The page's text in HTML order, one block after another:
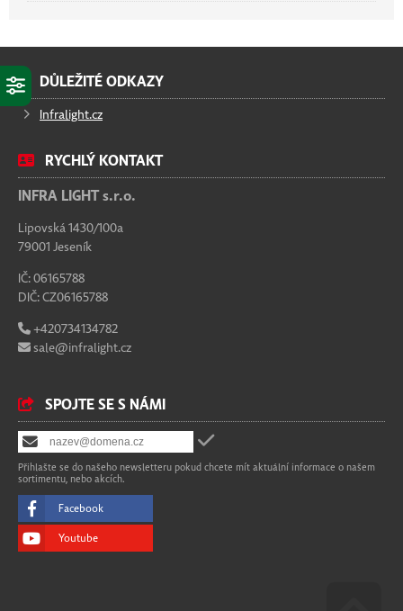
DŮLEŽITÉ ODKAZY
Infralight.cz
RYCHLÝ KONTAKT
INFRA LIGHT s.r.o.
Lipovská 1430/100a
79001 Jeseník
IČ: 06165788
DIČ: CZ06165788
+420734134782
sale@infralight.cz
SPOJTE SE S NÁMI
Přihlašte se do našeho newsletteru pokud chcete mít aktuální informace o našem
sortimentu, nebo akcích.
Facebook
Youtube